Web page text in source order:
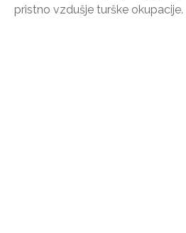
pristno vzdušje turške okupacije.